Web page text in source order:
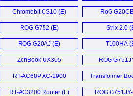
MG28UQ (E)
Chromebit CS10 (E) RoG
ROG G752 (E) Strix 2.0
ROG G20AJ (E) T100HA
ZenBook UX305
Ultrabook (E)
ROG
RT-AC68P AC-1900
Router (E)
Transformer
Chi (E)
RT-AC3200 Router (E)
ROG